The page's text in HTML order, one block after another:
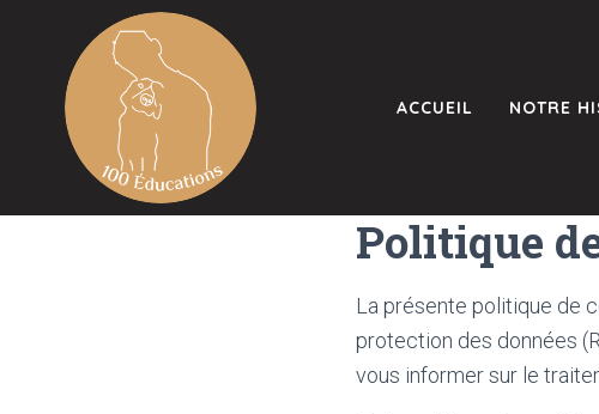
ACCUEIL NOTRE
Politique
La présente politique de
protection des données
vous informer sur le